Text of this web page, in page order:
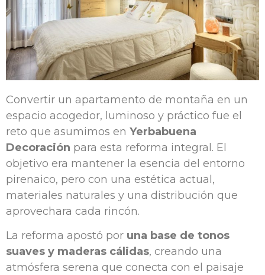
Convertir un apartamento de montaña en un
espacio acogedor, luminoso y práctico fue el
reto que asumimos en Yerbabuena
Decoración para esta reforma integral. El
objetivo era mantener la esencia del entorno
pirenaico, pero con una estética actual,
materiales naturales y una distribución que
aprovechara cada rincón.
La reforma apostó por una base de tonos
suaves y maderas cálidas, creando una
atmósfera serena que conecta con el paisaje